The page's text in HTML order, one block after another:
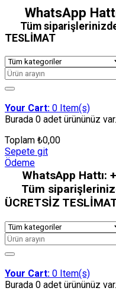
WhatsApp
Tüm
TESLİMAT
Your Cart: 0 Item(s)
Burada 0 adet ürününüz var.
Toplam ₺0,00
Sepete git
Ödeme
WhatsApp Hattı:
Tüm
ÜCRETSİZ
Your Cart: 0 Item(s)
Burada 0 adet ürününüz var.